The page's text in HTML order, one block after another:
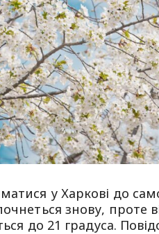
у Харкові до
знову, проте
до 21 градуса.